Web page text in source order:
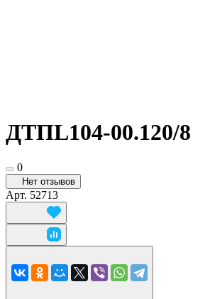
ДТПL104-00.120/8
0
Нет отзывов
Арт. 52713